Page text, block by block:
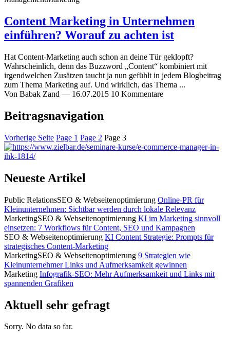
Content Marketing in Unternehmen
einführen? Worauf zu achten ist
Hat Content-Marketing auch schon an deine Tür geklopft?
Wahrscheinlich, denn das Buzzword „Content“ kombiniert mit
irgendwelchen Zusätzen taucht ja nun gefühlt in jedem Blogbeitrag
zum Thema Marketing auf. Und wirklich, das Thema ...
Von Babak Zand — 16.07.2015 10 Kommentare
Beitragsnavigation
Vorherige Seite Page 1 Page 2 Page 3
Neueste Artikel
Public RelationsSEO & Webseitenoptimierung Online-PR für
Kleinunternehmen: Sichtbar werden durch lokale Relevanz
MarketingSEO & Webseitenoptimierung KI im Marketing sinnvoll
einsetzen: 7 Workflows für Content, SEO und Kampagnen
SEO & Webseitenoptimierung KI Content Strategie: Prompts für
strategisches Content-Marketing
MarketingSEO & Webseitenoptimierung 9 Strategien wie
Kleinunternehmer Links und Aufmerksamkeit gewinnen
Marketing Infografik-SEO: Mehr Aufmerksamkeit und Links mit
spannenden Grafiken
Aktuell sehr gefragt
Sorry. No data so far.